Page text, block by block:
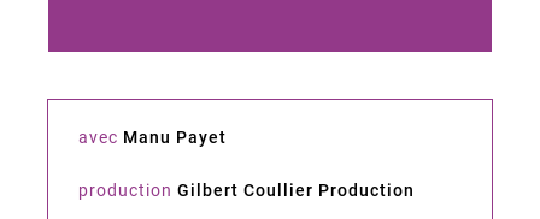
avec Manu Payet
production Gilbert Coullier Production